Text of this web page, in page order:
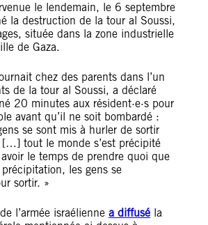
le lendemain, le 6 septembre
la destruction de la tour al Soussi,
située dans la zone industrielle
de Gaza.
chez des parents dans l’un
de la tour al Soussi, a déclaré
20 minutes aux résident·e·s pour
avant qu’il ne soit bombardé :
se sont mis à hurler de sortir
tout le monde s’est précipité
le temps de prendre quoi que
les gens se
sortir. »
l’armée israélienne a diffusé la